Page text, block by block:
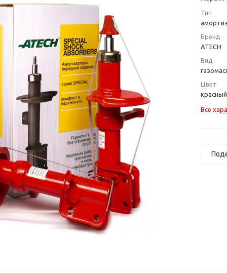
Тип
Бренд
ATECH
Вид
Цвет
красный
Все